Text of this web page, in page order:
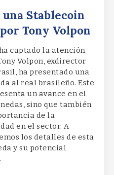
Stablecoin
Tony Volpon
captado la atención
Volpon, exdirector
ha presentado una
al real brasileño. Este
un avance en el
sino que también
de la
en el sector. A
los detalles de esta
y su potencial